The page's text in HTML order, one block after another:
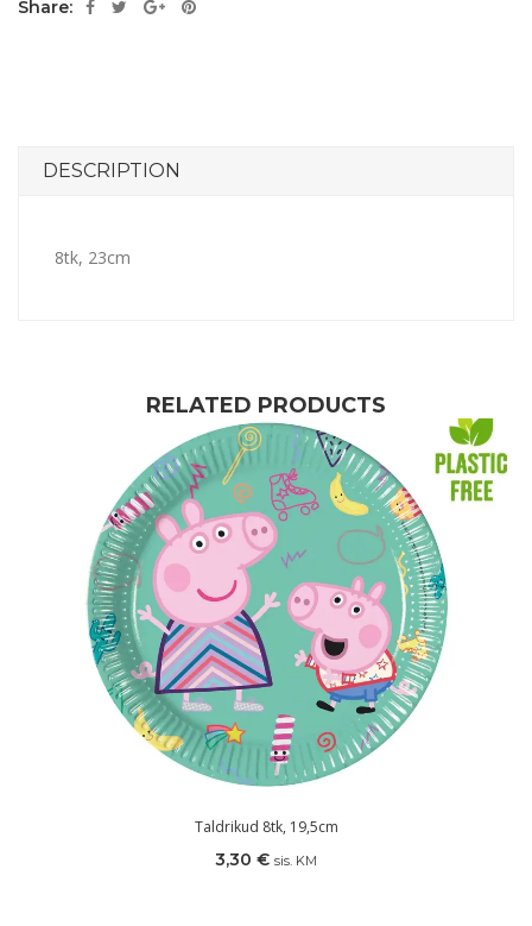
Share:
DESCRIPTION
8tk, 23cm
RELATED PRODUCTS
Taldrikud 8tk, 19,5cm
3,30 € sis. KM